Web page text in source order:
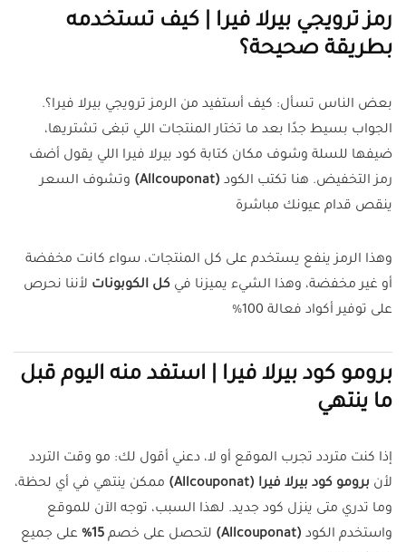
رمز ترويجي بيرلا فيرا | كيف تستخدمه
بطريقة صحيحة؟
بعض الناس تسأل: كيف أستفيد من الرمز ترويجي بيرلا فيرا؟.
الجواب بسيط جدًا بعد ما تختار المنتجات اللي تبغى تشتريها،
ضيفها للسلة وشوف مكان كتابة كود بيرلا فيرا اللي يقول أضف
رمز التخفيض. هنا تكتب الكود (Allcouponat)
وتشوف السعر
ينقص قدام عيونك مباشرة
وهذا الرمز ينفع يستخدم على كل المنتجات، سواء كانت مخفضة
أو غير مخفضة، وهذا الشيء يميزنا في كل الكوبونات لأننا نحرص
على توفير أكواد فعالة 100%
برومو كود بيرلا فيرا | استفد منه اليوم قبل
ما ينتهي
إذا كنت متردد تجرب الموقع أو لا، دعني أقول لك: مو وقت التردد
لأن برومو كود بيرلا فيرا (Allcouponat)
ممكن ينتهي في أي لحظة،
وما تدري متى ينزل كود جديد. لهذا السبب، توجه الآن للموقع
واستخدم الكود (Allcouponat) لتحصل على خصم 15%
على جميع